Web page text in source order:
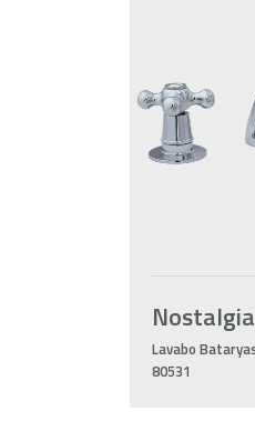
Nostalgia
Lavabo
80531